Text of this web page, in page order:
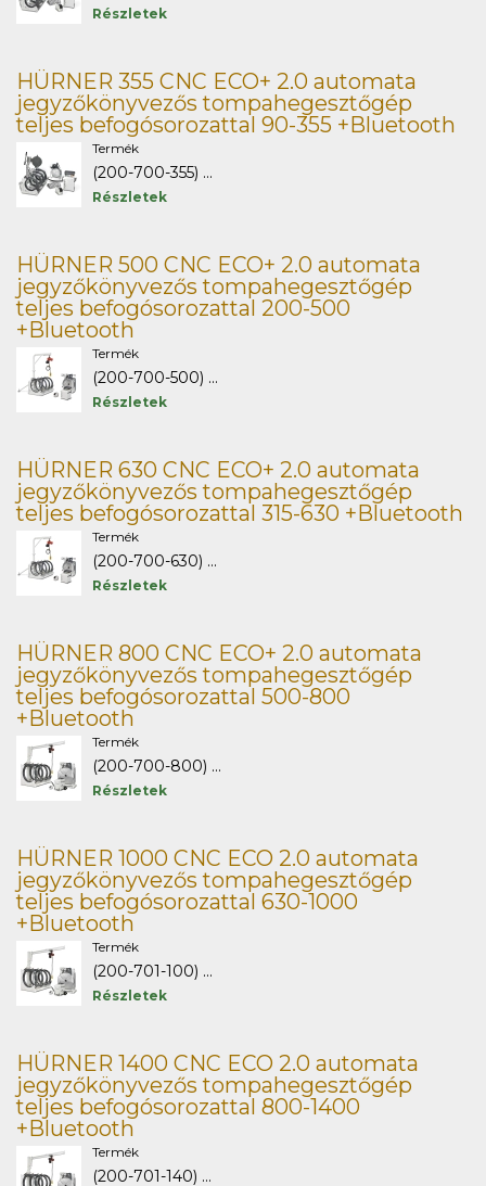
Részletek
HÜRNER 355 CNC ECO+ 2.0 automata
jegyzőkönyvezős tompahegesztőgép
teljes befogósorozattal 90-355 +Bluetooth
Termék
(200-700-355) ...
Részletek
HÜRNER 500 CNC ECO+ 2.0 automata
jegyzőkönyvezős tompahegesztőgép
teljes befogósorozattal 200-500
+Bluetooth
Termék
(200-700-500) ...
Részletek
HÜRNER 630 CNC ECO+ 2.0 automata
jegyzőkönyvezős tompahegesztőgép
teljes befogósorozattal 315-630 +Bluetooth
Termék
(200-700-630) ...
Részletek
HÜRNER 800 CNC ECO+ 2.0 automata
jegyzőkönyvezős tompahegesztőgép
teljes befogósorozattal 500-800
+Bluetooth
Termék
(200-700-800) ...
Részletek
HÜRNER 1000 CNC ECO 2.0 automata
jegyzőkönyvezős tompahegesztőgép
teljes befogósorozattal 630-1000
+Bluetooth
Termék
(200-701-100) ...
Részletek
HÜRNER 1400 CNC ECO 2.0 automata
jegyzőkönyvezős tompahegesztőgép
teljes befogósorozattal 800-1400
+Bluetooth
Termék
(200-701-140) ...